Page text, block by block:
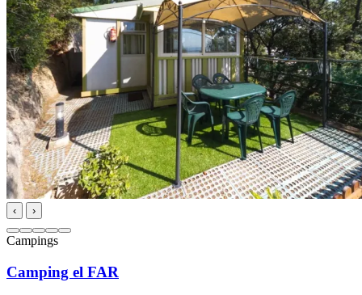
‹ ›
Campings
Camping el FAR